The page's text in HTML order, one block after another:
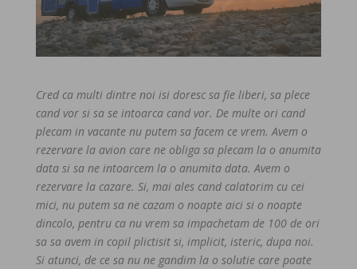
Cred ca multi dintre noi isi doresc sa fie liberi, sa plece
cand vor si sa se intoarca cand vor. De multe ori cand
plecam in vacante nu putem sa facem ce vrem. Avem o
rezervare la avion care ne obliga sa plecam la o anumita
data si sa ne intoarcem la o anumita data. Avem o
rezervare la cazare. Si, mai ales cand calatorim cu cei
mici, nu putem sa ne cazam o noapte aici si o noapte
dincolo, pentru ca nu vrem sa impachetam de 100 de ori
sa sa avem in copil plictisit si, implicit, isteric, dupa noi.
Si atunci, de ce sa nu ne gandim la o solutie care poate